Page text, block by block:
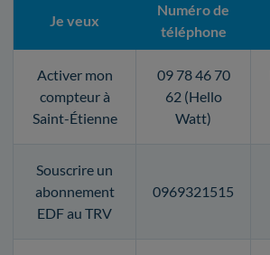
Je veux
Numéro de
téléphone
Activer mon
compteur à
Saint-Étienne
09 78 46 70
62 (Hello
Watt)
Souscrire un
abonnement
EDF au TRV
0969321515